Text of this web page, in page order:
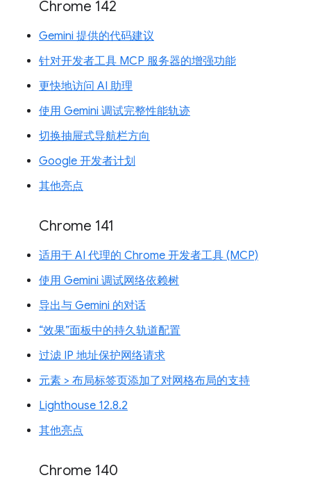
Chrome 142
Gemini 提供的代码建议
针对开发者工具 MCP 服务器的增强功能
更快地访问 AI 助理
使用 Gemini 调试完整性能轨迹
切换抽屉式导航栏方向
Google 开发者计划
其他亮点
Chrome 141
适用于 AI 代理的 Chrome 开发者工具 (MCP)
使用 Gemini 调试网络依赖树
导出与 Gemini 的对话
“效果”面板中的持久轨道配置
过滤 IP 地址保护网络请求
元素 > 布局标签页添加了对网格布局的支持
Lighthouse 12.8.2
其他亮点
Chrome 140